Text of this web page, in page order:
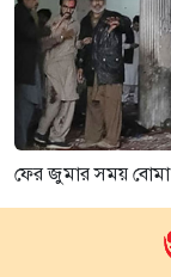
ফের জুমার সময় বোমা